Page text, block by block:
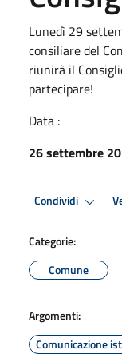
Lunedì 29
consiliare del
riunirà il
partecipare!
Data :
26 settembre
Condividi
Categorie:
Comune
Argomenti:
Comunicazione